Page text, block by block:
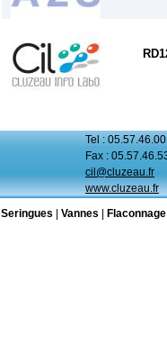
Tel :
Fax :
cil@cluzeau.fr
www.cluzeau.fr
Seringues Vannes Flaconnage